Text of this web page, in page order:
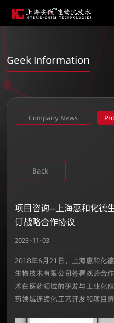
Geek Information
Company News
Back
项目咨询--上海惠和化德
订战略合作协议
2023-11-03
2018年6月21日，上海惠和化
生物技术有限公司签署战略合
术在医药领域的研发与工业化
药领域连续化工艺开发和项目孵